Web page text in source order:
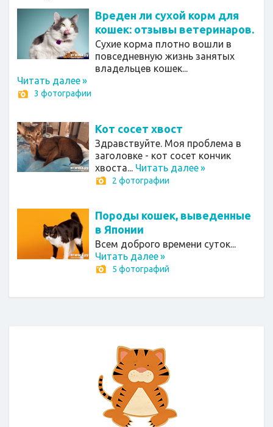
Вреден ли сухой корм для
кошек: отзывы ветеринаров.
Сухие корма плотно вошли в
повседневную жизнь занятых
владельцев кошек...
Читать далее»
3 фотографии
Кот сосет хвост
Здравствуйте. Моя проблема в
заголовке - кот сосет кончик
хвоста... Читать далее»
2 фотографии
Породы кошек, выведенные
в Японии
Всем доброго времени суток...
Читать далее»
5 фотографий